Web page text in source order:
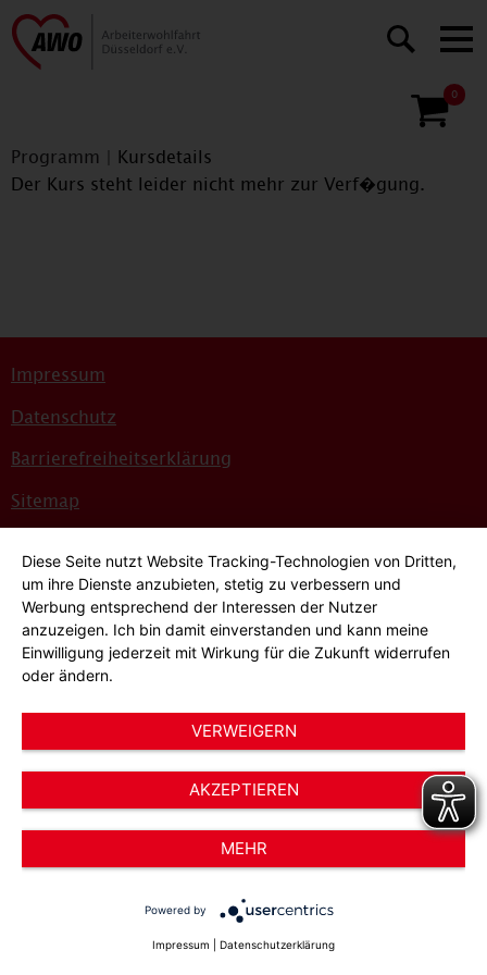
0
Programm
Kursdetails
Der Kurs steht leider nicht mehr zur Verf�gung.
Impressum
Datenschutz
Barrierefreiheitserklärung
Sitemap
Hinweisgeber*innensystem
Cookie-Einstellungen
© 2026 AWO Düsseldorf – Arbeiterwohlfahrt e.V.
Diese Seite nutzt Website Tracking-Technologien von Dritten,
um ihre Dienste anzubieten, stetig zu verbessern und
Werbung entsprechend der Interessen der Nutzer
anzuzeigen. Ich bin damit einverstanden und kann meine
Einwilligung jederzeit mit Wirkung für die Zukunft widerrufen
oder ändern.
VERWEIGERN
AKZEPTIEREN
MEHR
Powered by
Impressum Datenschutzerklärung